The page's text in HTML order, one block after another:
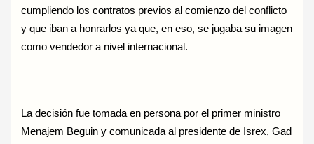
cumpliendo los contratos previos al comienzo del conflicto
y que iban a honrarlos ya que, en eso, se jugaba su imagen
como vendedor a nivel internacional.
La decisión fue tomada en persona por el primer ministro
Menajem Beguin y comunicada al presidente de Isrex, Gad